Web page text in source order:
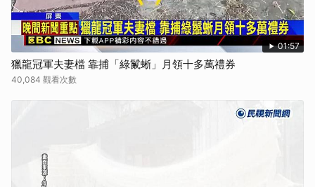
01:57
獵龍冠軍夫妻檔 靠捕「綠鬣蜥」月領十多萬禮券
40,084 觀看次數